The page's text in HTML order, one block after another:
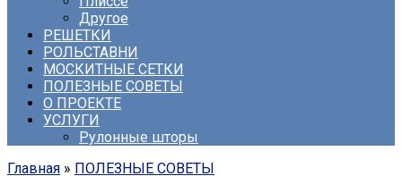
Другое
РЕШЕТКИ
РОЛЬСТАВНИ
МОСКИТНЫЕ СЕТКИ
ПОЛЕЗНЫЕ СОВЕТЫ
О ПРОЕКТЕ
УСЛУГИ
Рулонные шторы
Главная » ПОЛЕЗНЫЕ СОВЕТЫ